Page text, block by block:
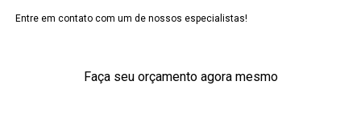
Entre em contato com um de nossos especialistas!
Faça seu orçamento agora mesmo